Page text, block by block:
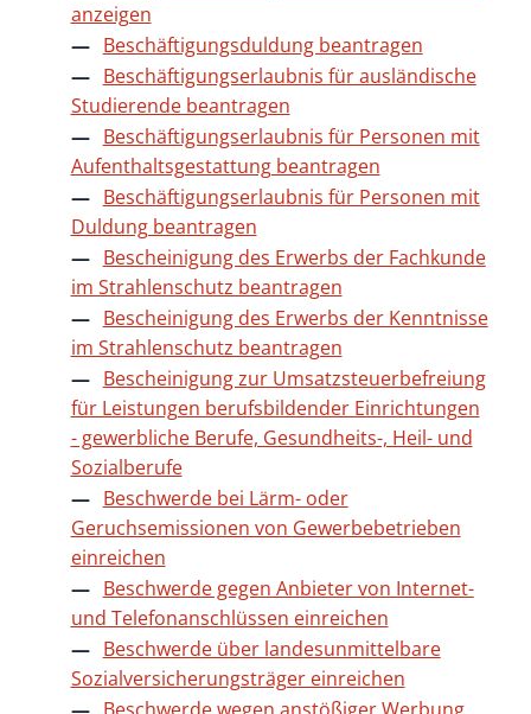
anzeigen
Beschäftigungsduldung beantragen
Beschäftigungserlaubnis für ausländische
Studierende beantragen
Beschäftigungserlaubnis für Personen mit
Aufenthaltsgestattung beantragen
Beschäftigungserlaubnis für Personen mit
Duldung beantragen
Bescheinigung des Erwerbs der Fachkunde
im Strahlenschutz beantragen
Bescheinigung des Erwerbs der Kenntnisse
im Strahlenschutz beantragen
Bescheinigung zur Umsatzsteuerbefreiung
für Leistungen berufsbildender Einrichtungen
- gewerbliche Berufe, Gesundheits-, Heil- und
Sozialberufe
Beschwerde bei Lärm- oder
Geruchsemissionen von Gewerbebetrieben
einreichen
Beschwerde gegen Anbieter von Internet-
und Telefonanschlüssen einreichen
Beschwerde über landesunmittelbare
Sozialversicherungsträger einreichen